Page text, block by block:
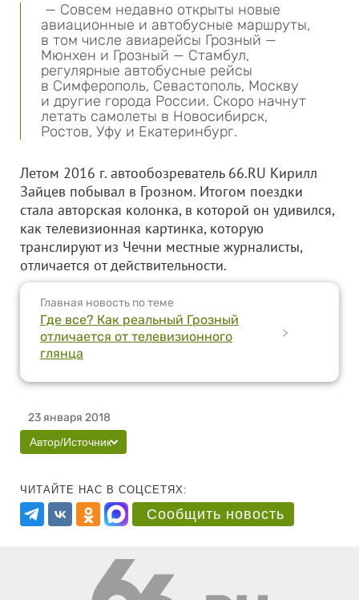
— Совсем недавно открыты новые
авиационные и автобусные маршруты,
в том числе авиарейсы Грозный —
Мюнхен и Грозный — Стамбул,
регулярные автобусные рейсы
в Симферополь, Севастополь, Москву
и другие города России. Скоро начнут
летать самолеты в Новосибирск,
Ростов, Уфу и Екатеринбург.
Летом 2016 г. автообозреватель 66.RU Кирилл
Зайцев побывал в Грозном. Итогом поездки
стала авторская колонка, в которой он удивился,
как телевизионная картинка, которую
транслируют из Чечни местные журналисты,
отличается от действительности.
Главная новость по теме
Где все? Как реальный Грозный
отличается от телевизионного
глянца
>
23 января 2018
Автор/Источник
ЧИТАЙТЕ НАС В СОЦСЕТЯХ:
Сообщить новость